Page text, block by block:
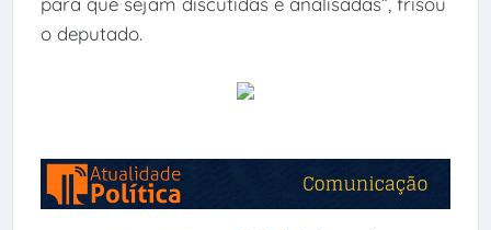
o deputado.